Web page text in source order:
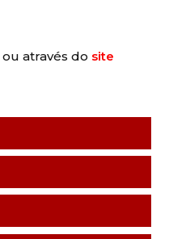
ou através do site